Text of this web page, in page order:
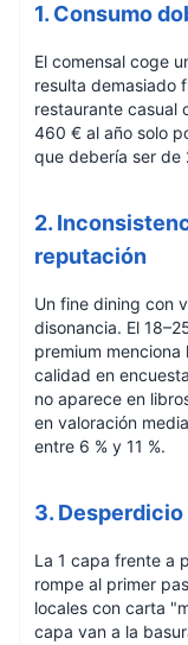
1. Consumo
El comensal coge
resulta demasiado
restaurante casual
460 € al año solo
que debería ser de
2.
reputación
Un fine dining con
disonancia. El
premium
calidad en
no aparece en
en valoración
entre 6 % y 11 %.
3.
La 1 capa frente a
rompe al primer
locales con carta
capa van a la